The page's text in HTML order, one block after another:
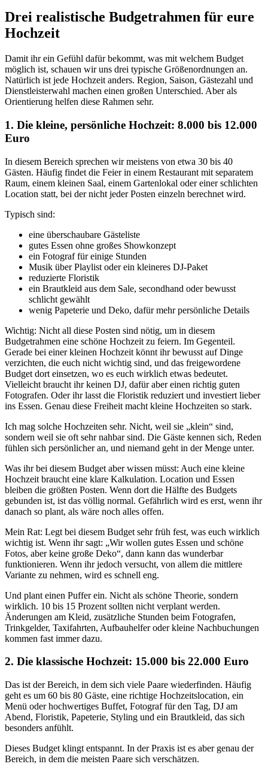
Drei realistische Budgetrahmen für eure
Hochzeit
Damit ihr ein Gefühl dafür bekommt, was mit welchem Budget
möglich ist, schauen wir uns drei typische Größenordnungen an.
Natürlich ist jede Hochzeit anders. Region, Saison, Gästezahl und
Dienstleisterwahl machen einen großen Unterschied. Aber als
Orientierung helfen diese Rahmen sehr.
1. Die kleine, persönliche Hochzeit: 8.000 bis 12.000
Euro
In diesem Bereich sprechen wir meistens von etwa 30 bis 40
Gästen. Häufig findet die Feier in einem Restaurant mit separatem
Raum, einem kleinen Saal, einem Gartenlokal oder einer schlichten
Location statt, bei der nicht jeder Posten einzeln berechnet wird.
Typisch sind:
eine überschaubare Gästeliste
gutes Essen ohne großes Showkonzept
ein Fotograf für einige Stunden
Musik über Playlist oder ein kleineres DJ-Paket
reduzierte Floristik
ein Brautkleid aus dem Sale, secondhand oder bewusst
schlicht gewählt
wenig Papeterie und Deko, dafür mehr persönliche Details
Wichtig: Nicht all diese Posten sind nötig, um in diesem
Budgetrahmen eine schöne Hochzeit zu feiern. Im Gegenteil.
Gerade bei einer kleinen Hochzeit könnt ihr bewusst auf Dinge
verzichten, die euch nicht wichtig sind, und das freigewordene
Budget dort einsetzen, wo es euch wirklich etwas bedeutet.
Vielleicht braucht ihr keinen DJ, dafür aber einen richtig guten
Fotografen. Oder ihr lasst die Floristik reduziert und investiert lieber
ins Essen. Genau diese Freiheit macht kleine Hochzeiten so stark.
Ich mag solche Hochzeiten sehr. Nicht, weil sie „klein“ sind,
sondern weil sie oft sehr nahbar sind. Die Gäste kennen sich, Reden
fühlen sich persönlicher an, und niemand geht in der Menge unter.
Was ihr bei diesem Budget aber wissen müsst: Auch eine kleine
Hochzeit braucht eine klare Kalkulation. Location und Essen
bleiben die größten Posten. Wenn dort die Hälfte des Budgets
gebunden ist, ist das völlig normal. Gefährlich wird es erst, wenn ihr
danach so plant, als wäre noch alles offen.
Mein Rat: Legt bei diesem Budget sehr früh fest, was euch wirklich
wichtig ist. Wenn ihr sagt: „Wir wollen gutes Essen und schöne
Fotos, aber keine große Deko“, dann kann das wunderbar
funktionieren. Wenn ihr jedoch versucht, von allem die mittlere
Variante zu nehmen, wird es schnell eng.
Und plant einen Puffer ein. Nicht als schöne Theorie, sondern
wirklich. 10 bis 15 Prozent sollten nicht verplant werden.
Änderungen am Kleid, zusätzliche Stunden beim Fotografen,
Trinkgelder, Taxifahrten, Aufbauhelfer oder kleine Nachbuchungen
kommen fast immer dazu.
2. Die klassische Hochzeit: 15.000 bis 22.000 Euro
Das ist der Bereich, in dem sich viele Paare wiederfinden. Häufig
geht es um 60 bis 80 Gäste, eine richtige Hochzeitslocation, ein
Menü oder hochwertiges Buffet, Fotograf für den Tag, DJ am
Abend, Floristik, Papeterie, Styling und ein Brautkleid, das sich
besonders anfühlt.
Dieses Budget klingt entspannt. In der Praxis ist es aber genau der
Bereich, in dem die meisten Paare sich verschätzen.